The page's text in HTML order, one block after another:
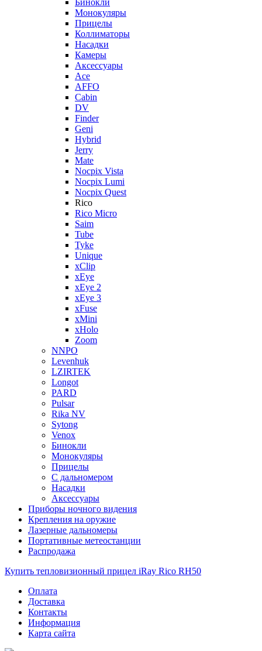
Бинокли
Монокуляры
Прицелы
Коллиматоры
Насадки
Камеры
Аксессуары
Ace
AFFO
Cabin
DV
Finder
Geni
Hybrid
Jerry
Mate
Nocpix Vista
Nocpix Lumi
Nocpix Quest
Rico
Rico Micro
Saim
Tube
Tyke
Unique
xClip
xEye
xEye 2
xEye 3
xFuse
xMini
xHolo
Zoom
NNPO
Levenhuk
LZIRTEK
Longot
PARD
Pulsar
Rika NV
Sytong
Venox
Бинокли
Монокуляры
Прицелы
С дальномером
Насадки
Аксессуары
Приборы ночного видения
Крепления на оружие
Лазерные дальномеры
Портативные метеостанции
Распродажа
Купить тепловизионный прицел iRay Rico RH50
Оплата
Доставка
Контакты
Информация
Карта сайта